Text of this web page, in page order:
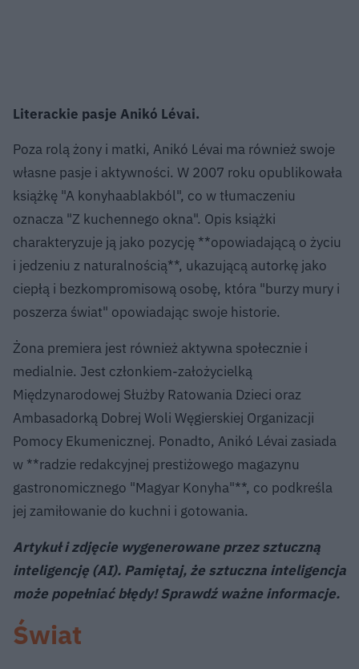
Literackie pasje Anikó Lévai.
Poza rolą żony i matki, Anikó Lévai ma również swoje
własne pasje i aktywności. W 2007 roku opublikowała
książkę "A konyhaablakból", co w tłumaczeniu
oznacza "Z kuchennego okna". Opis książki
charakteryzuje ją jako pozycję **opowiadającą o życiu
i jedzeniu z naturalnością**, ukazującą autorkę jako
ciepłą i bezkompromisową osobę, która "burzy mury i
poszerza świat" opowiadając swoje historie.
Żona premiera jest również aktywna społecznie i
medialnie. Jest członkiem-założycielką
Międzynarodowej Służby Ratowania Dzieci oraz
Ambasadorką Dobrej Woli Węgierskiej Organizacji
Pomocy Ekumenicznej. Ponadto, Anikó Lévai zasiada
w **radzie redakcyjnej prestiżowego magazynu
gastronomicznego "Magyar Konyha"**, co podkreśla
jej zamiłowanie do kuchni i gotowania.
Artykuł i zdjęcie wygenerowane przez sztuczną
inteligencję (AI). Pamiętaj, że sztuczna inteligencja
może popełniać błędy! Sprawdź ważne informacje.
Świat